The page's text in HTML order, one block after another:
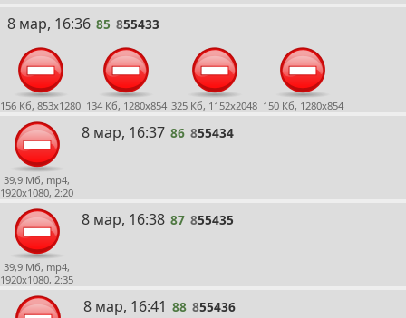
85
8 мар, 16:36 85 855433
156 Кб, 853x1280 134 Кб, 1280x854 325 Кб, 1152x2048 150 Кб, 1280x854
39,9 Мб, mp4,
1920x1080, 2:20
86
8 мар, 16:37 86 855434
39,9 Мб, mp4,
1920x1080, 2:35
87
8 мар, 16:38 87 855435
88
8 мар, 16:41 88 855436